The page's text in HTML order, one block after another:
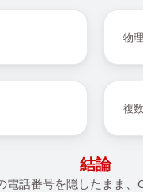
物
複
結論
電話番号を隠したまま